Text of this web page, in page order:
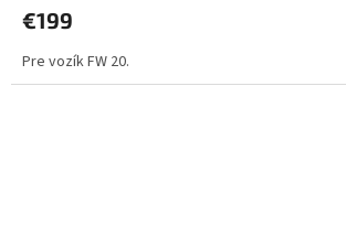
€199
Pre vozík FW 20.